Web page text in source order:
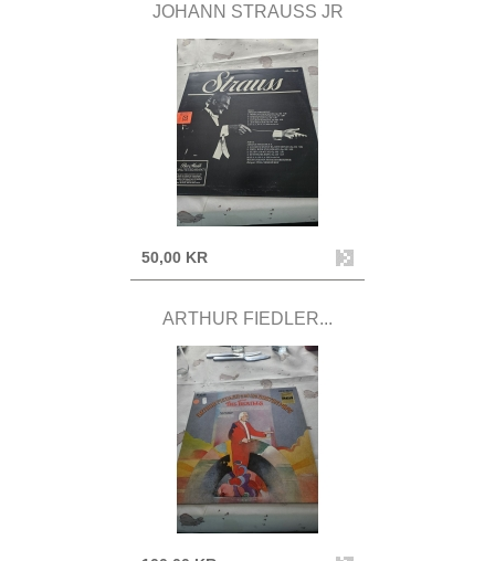
JOHANN STRAUSS JR
50,00 KR
ARTHUR FIEDLER...